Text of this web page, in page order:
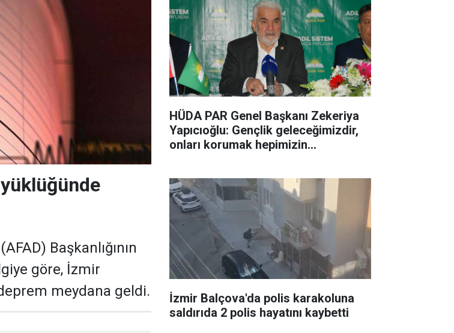
Başkanlığının
göre, İzmir
meydana geldi.
HÜDA PAR Genel Başkanı Zekeriya
Yapıcıoğlu: Gençlik geleceğimizdir,
onları korumak hepimizin
İzmir Balçova'da polis karakoluna
saldırıda 2 polis hayatını kaybetti